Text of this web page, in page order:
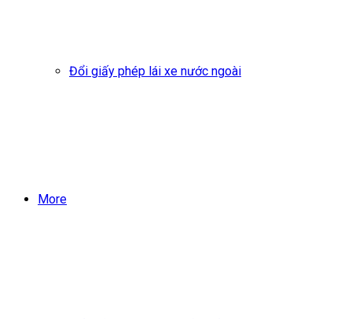
Đổi giấy phép lái xe nước ngoài
More